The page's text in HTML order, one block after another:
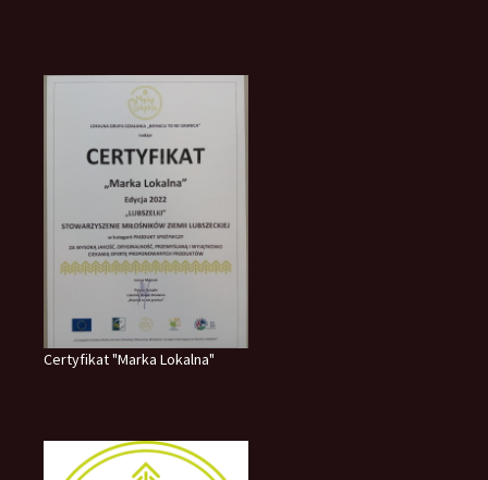
Certyfikat "Marka Lokalna"